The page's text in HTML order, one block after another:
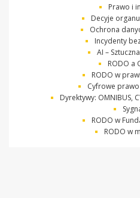
Prawo i
Decyje
Ochrona
Incydenty
AI –
RODO a
RODO w
Cyfrowe
Dyrektywy: OMNIBUS,
RODO w
RODO w